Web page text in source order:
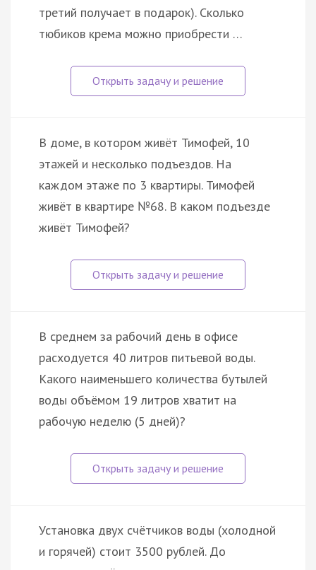
третий получает в подарок). Сколько
тюбиков крема можно приобрести …
В доме, в котором живёт Тимофей, 10
этажей и несколько подъездов. На
каждом этаже по 3 квартиры. Тимофей
живёт в квартире №68. В каком подъезде
живёт Тимофей?
В среднем за рабочий день в офисе
расходуется 40 литров питьевой воды.
Какого наименьшего количества бутылей
воды объёмом 19 литров хватит на
рабочую неделю (5 дней)?
Установка двух счётчиков воды (холодной
и горячей) стоит 3500 рублей. До